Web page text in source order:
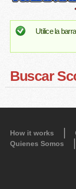
Utilice la
Buscar
How it works
Quienes Somos